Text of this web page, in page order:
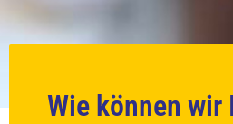
Wie können wir